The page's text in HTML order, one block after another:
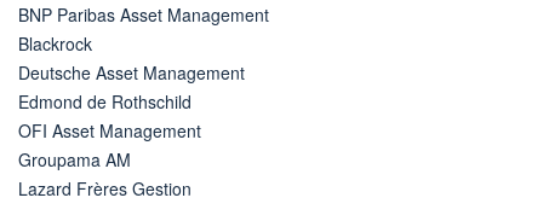
BNP Paribas Asset Management
Blackrock
Deutsche Asset Management
Edmond de Rothschild
OFI Asset Management
Groupama AM
Lazard Frères Gestion